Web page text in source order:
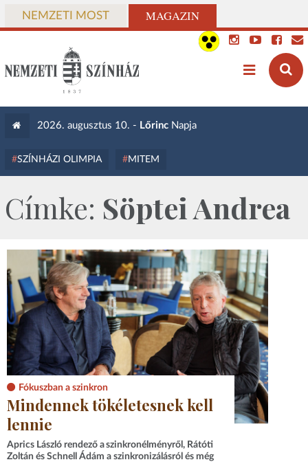
NEMZETI MOST MAGAZIN
2026. augusztus 10. - LőrincNapja
SZÍNHÁZI OLIMPIA MITEM
Címke: Söptei Andrea
Fókuszban a szinkron
Mindennek tökéletesnek kell
lennie
Aprics László rendező a szinkronélményről, Rátóti
Zoltán és Schnell Ádám a szinkronizálásról és még